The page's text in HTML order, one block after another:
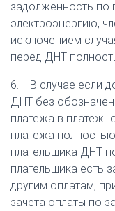
задолженность по
электроэнергию,
исключением
перед ДНТ
6. В случае если
ДНТ без
платежа в
платежа
плательщика ДНТ
плательщика есть
другим оплатам,
зачета оплаты по